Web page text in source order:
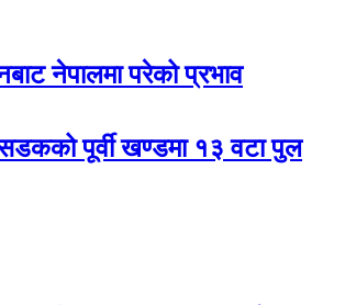
नेपालमा परेको प्रभाव
पूर्वी खण्डमा १३ वटा पुल